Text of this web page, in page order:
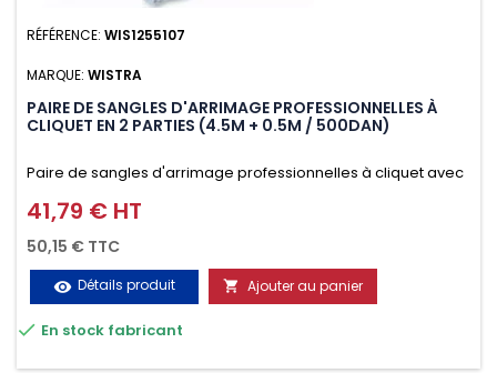
RÉFÉRENCE: WIS1255107
MARQUE: WISTRA
PAIRE DE SANGLES D'ARRIMAGE PROFESSIONNELLES À
CLIQUET EN 2 PARTIES (4.5M + 0.5M / 500DAN)
Paire de sangles d'arrimage professionnelles à cliquet avec
crochet en 2 parties (4.5M + 0.5M / 500daN), simple et rapide
d'utilisation. Permet d'arrimer et de sécuriser vos
chargements pendant le transport. Matière polyester très
résistante aux UV et aux variations de températures,
n'absorbe pas l'eau.
Prix
41,79 € HT
50,15 € TTC
visibility Détails produit  Ajouter au panier
 En stock fabricant